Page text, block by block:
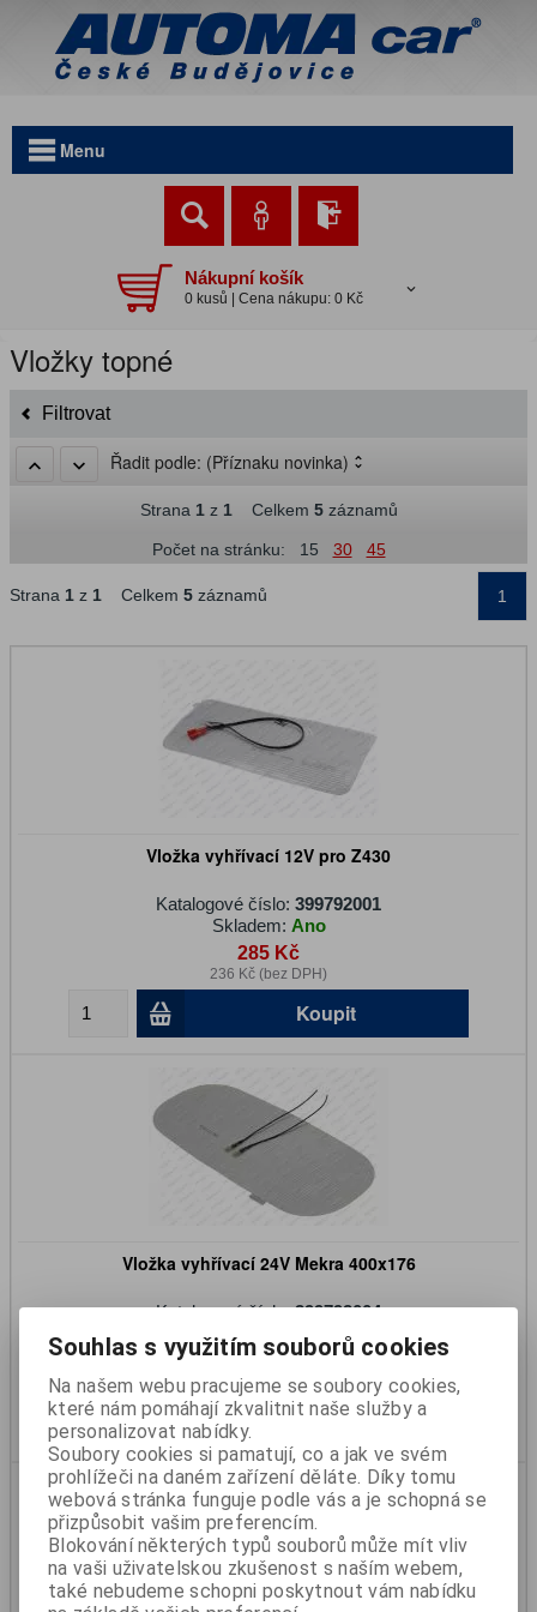
Menu
Nákupní košík
0 kusů | Cena nákupu: 0 Kč
Vložky topné
Filtrovat
Řadit podle: (Příznaku novinka)
Strana 1z 1Celkem 5záznamů
Počet na stránku: 15 30 45
Strana 1 z 1 Celkem 5 záznamů 1
Vložka vyhřívací 12V pro Z430
Katalogové číslo: 399792001
Skladem: Ano
285 Kč
236 Kč (bez DPH)
Koupit
Vložka vyhřívací 24V Mekra 400x176
Katalogové číslo:399792004
Skladem:
Ano
190 Kč
157 Kč (bez DPH)
Koupit
Souhlas s využitím souborů cookies
Na našem webu pracujeme se soubory cookies,
které nám pomáhají zkvalitnit naše služby a
personalizovat nabídky.
Soubory cookies si pamatují, co a jak ve svém
prohlížeči na daném zařízení děláte. Díky tomu
webová stránka funguje podle vás a je schopná se
přizpůsobit vašim preferencím.
Blokování některých typů souborů může mít vliv
na vaši uživatelskou zkušenost s naším webem,
také nebudeme schopni poskytnout vám nabídku